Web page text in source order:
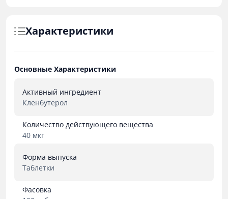
Характеристики
Основные Характеристики
Активный ингредиент
Кленбутерол
Количество действующего вещества
40 мкг
Форма выпуска
Таблетки
Фасовка